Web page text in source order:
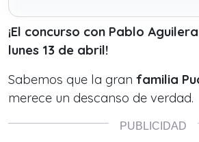
¡El concurso con Pablo
lunes 13 de abril!
Sabemos que la gran familia
merece un descanso de verdad.